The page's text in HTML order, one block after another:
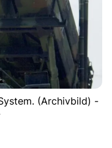
(Archivbild) -